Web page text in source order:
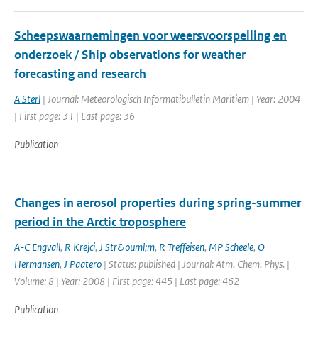
Scheepswaarnemingen voor weersvoorspelling en
onderzoek / Ship observations for weather
forecasting and research
A Sterl | Journal: Meteorologisch Informatibulletin Maritiem | Year: 2004
| First page: 31 | Last page: 36
Publication
Changes in aerosol properties during spring-summer
period in the Arctic troposphere
A-C Engvall, R Krejci, J Str&ouml;m, R Treffeisen, MP Scheele, O
Hermansen, J Paatero | Status: published | Journal: Atm. Chem. Phys. |
Volume: 8 | Year: 2008 | First page: 445 | Last page: 462
Publication